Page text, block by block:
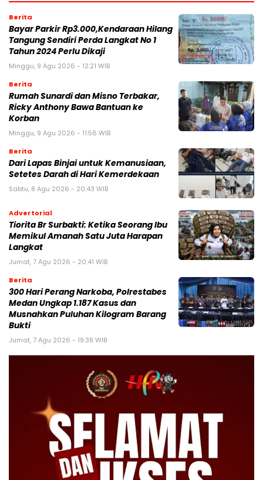
Berita
Bayar Parkir Rp3.000,Kendaraan Hilang
Tangung Sendiri Perda Langkat No 1
Tahun 2024 Perlu Dikaji
Minggu, 9 Agu 2026 - 12:21 WIB
Berita
Rumah Sunardi dan Misno Terbakar,
Ricky Anthony Bawa Bantuan ke
Korban
Minggu, 9 Agu 2026 - 11:56 WIB
Berita
Dari Lapas Binjai untuk Kemanusiaan,
Setetes Darah di Hari Kemerdekaan
Sabtu, 8 Agu 2026 - 20:43 WIB
Advertorial
Tiorita Br Surbakti: Ketika Seorang Ibu
Memikul Amanah Satu Juta Harapan
Langkat
Jumat, 7 Agu 2026 - 20:41 WIB
Berita
300 Hari Perang Narkoba, Polrestabes
Medan Ungkap 1.187 Kasus dan
Musnahkan Puluhan Kilogram Barang
Bukti
Jumat, 7 Agu 2026 - 19:38 WIB